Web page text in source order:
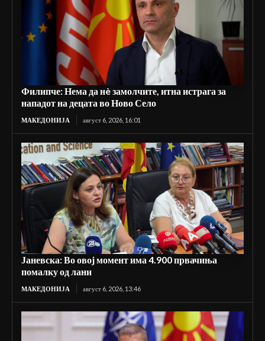
Филипче: Нема да нè замолчите, итна истрага за
нападот на децата во Ново Село
МАКЕДОНИЈА август 6, 2026, 16:01
Јаневска: Во овој момент има 4.900 првачиња
помалку од лани
МАКЕДОНИЈА август 6, 2026, 13:46